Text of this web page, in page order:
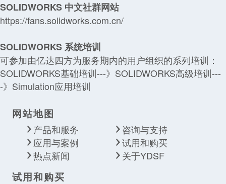
SOLIDWORKS 中文社群网站
https://fans.solidworks.com.cn/
SOLIDWORKS 系统培训
可参加由亿达四方为服务期内的用户组织的系列培训：
SOLIDWORKS基础培训---》SOLIDWORKS高级培训---
-》Simulation应用培训
网站地图
产品和服务
咨询与支持
应用与案例
试用和购买
热点新闻
关于YDSF
试用和购买